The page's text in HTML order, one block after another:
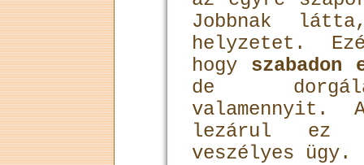
Jobbnak
helyzetet.
hogy
de
valamennyit.
lezárul ez
veszélyes ügy.